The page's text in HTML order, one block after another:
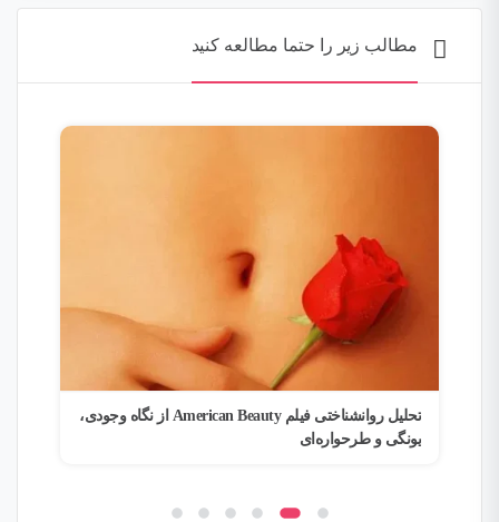
مطالب زیر را حتما مطالعه کنید
تحلیل روانشناختی فیلم American Beauty از نگاه وجودی،
یونگی و طرحواره‌ای